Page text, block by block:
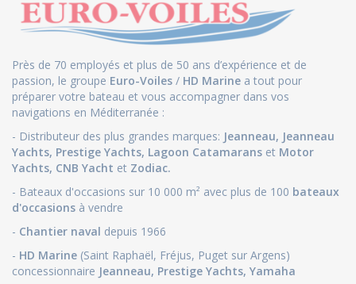
Près de 70 employés et plus de 50 ans d’expérience et de
passion, le groupe Euro-Voiles / HD Marine a tout pour
préparer votre bateau et vous accompagner dans vos
navigations en Méditerranée :
- Distributeur des plus grandes marques: Jeanneau, Jeanneau
Yachts, Prestige Yachts, Lagoon Catamarans et Motor
Yachts, CNB Yacht et Zodiac.
- Bateaux d'occasions sur 10 000 m² avec plus de 100 bateaux
d'occasions à vendre
- Chantier naval depuis 1966
- HD Marine (Saint Raphaël, Fréjus, Puget sur Argens)
concessionnaire Jeanneau, Prestige Yachts, Yamaha